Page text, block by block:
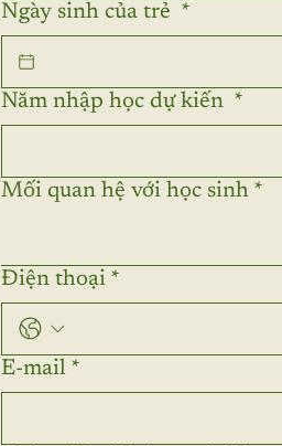
Ngày sinh của trẻ *
Năm nhập học dự kiến *
Mối quan hệ với học sinh *
Điện thoại *
E-mail *